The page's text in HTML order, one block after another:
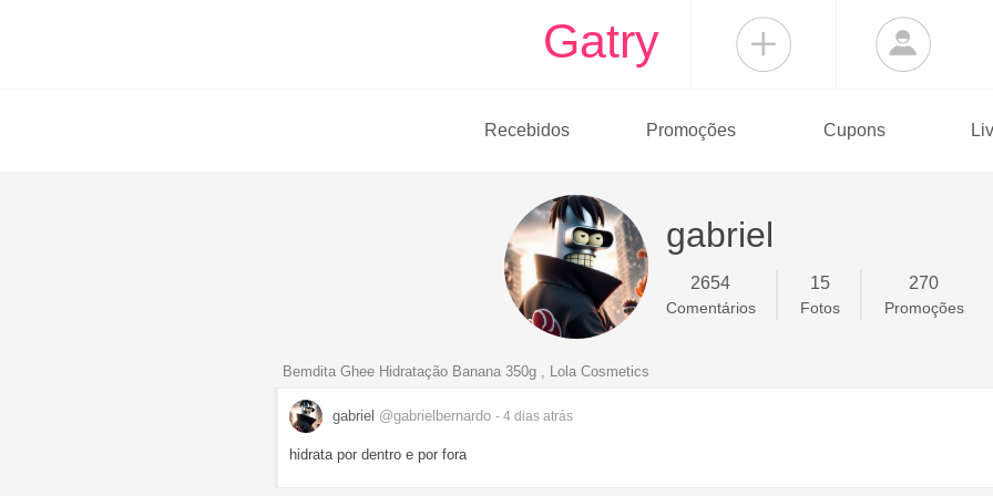
Gatry
Recebidos Promoções Cupons
gabriel
2654
Comentários
15
Fotos
270
Promoções
Bemdita Ghee Hidratação Banana 350g , Lola Cosmetics
gabriel @gabrielbernardo - 4 dias atrás
hidrata por dentro e por fora